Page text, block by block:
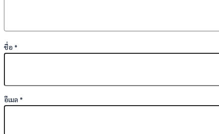
ชื่อ *
อีเมล *